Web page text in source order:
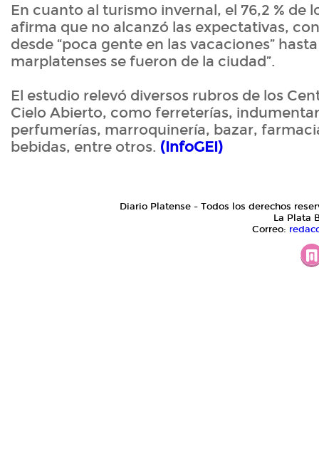
En cuanto al turismo invernal, el 76,2 % de
afirma que no alcanzó las expectativas,
desde “poca gente en las vacaciones”
marplatenses se fueron de la ciudad”.
El estudio relevó diversos rubros de los
Cielo Abierto, como ferreterías,
perfumerías, marroquinería, bazar,
bebidas, entre otros. (InfoGEI)
Diario Platense - Todos los derechos
La Plata
Correo: